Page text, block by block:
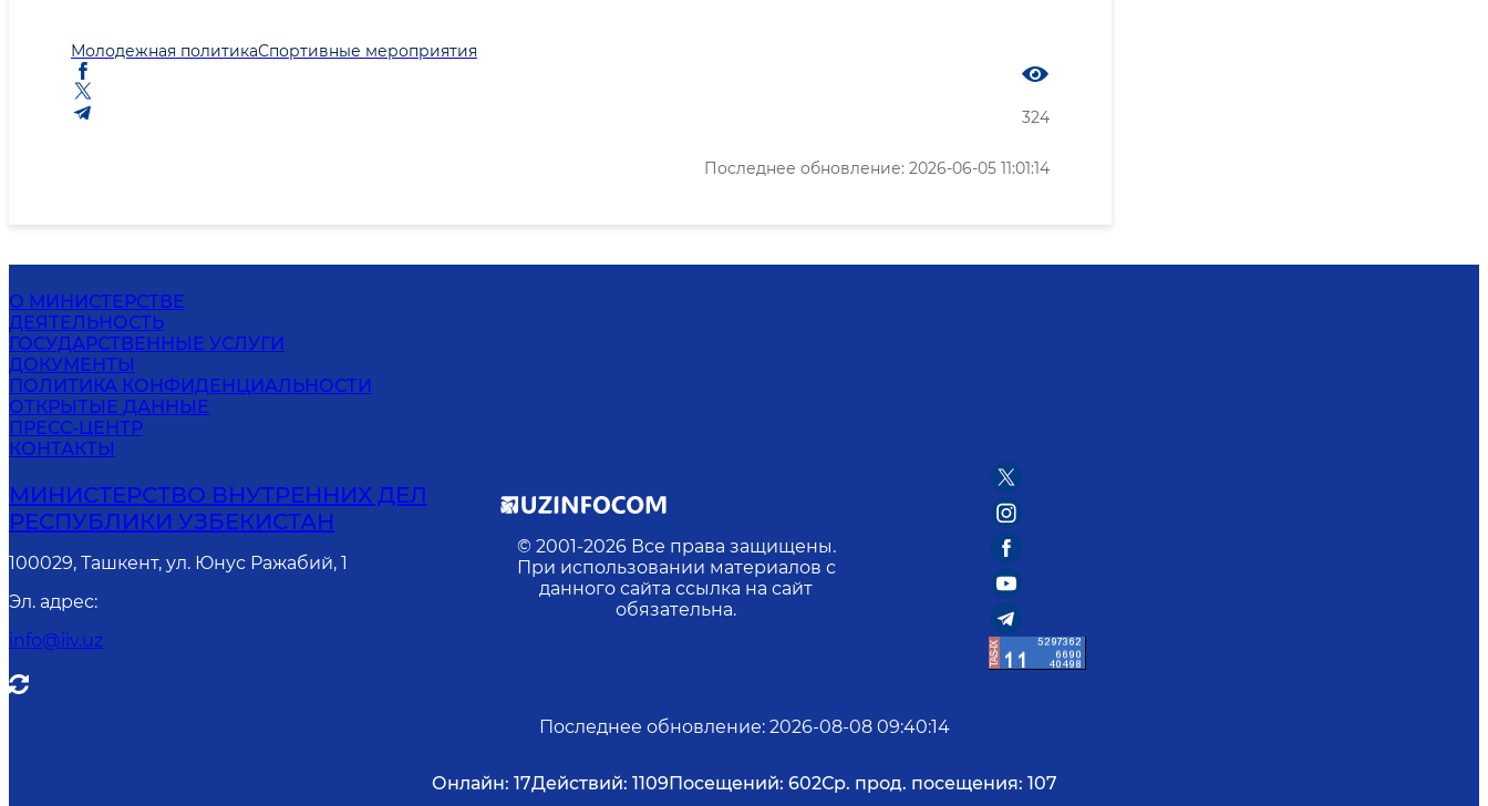
Молодежная политикаСпортивные мероприятия
324
Последнее обновление: 2026-06-05 11:01:14
О МИНИСТЕРСТВЕ
ДЕЯТЕЛЬНОСТЬ
ГОСУДАРСТВЕННЫЕ УСЛУГИ
ДОКУМЕНТЫ
ПОЛИТИКА КОНФИДЕНЦИАЛЬНОСТИ
ОТКРЫТЫЕ ДАННЫЕ
ПРЕСС-ЦЕНТР
КОНТАКТЫ
МИНИСТЕРСТВО ВНУТРЕННИХ ДЕЛ
РЕСПУБЛИКИ УЗБЕКИСТАН
100029, Ташкент, ул. Юнус Ражабий, 1
Эл. адрес:
info@iiv.uz
© 2001-2026 Все права защищены.
При использовании материалов с
данного сайта ссылка на сайт
обязательна.
Последнее обновление: 2026-08-08 09:40:14
Онлайн: 17Действий: 1109Посещений: 602Ср. прод. посещения: 107